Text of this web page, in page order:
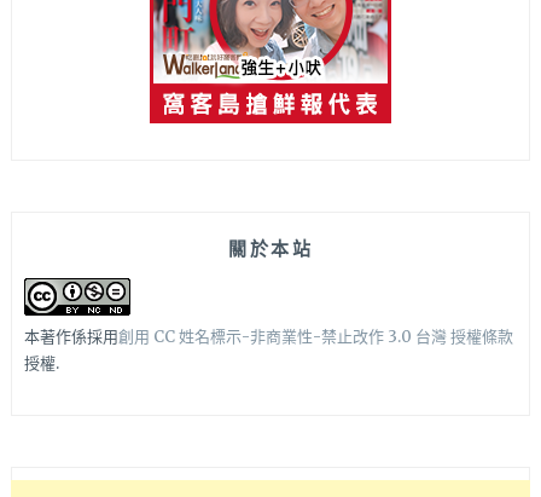
關於本站
本著作係採用創用 CC 姓名標示-非商業性-禁止改作 3.0 台灣 授權條款
授權.